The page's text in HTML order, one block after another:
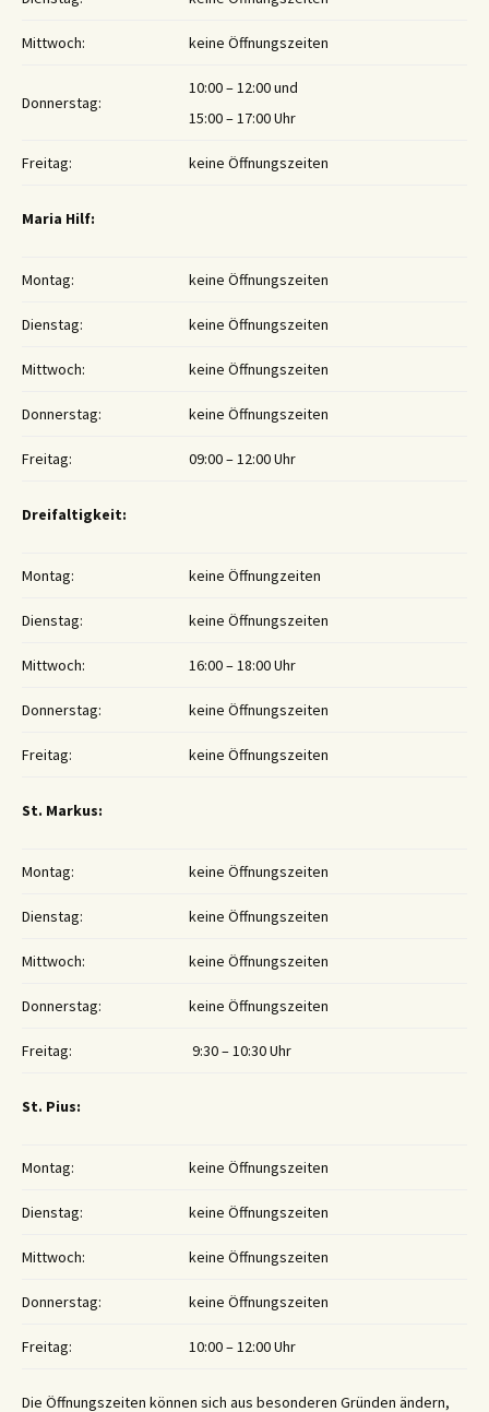
Mittwoch: keine Öffnungszeiten
Donnerstag:
10:00 – 12:00 und
15:00 – 17:00 Uhr
Freitag: keine Öffnungszeiten
Maria Hilf:
Montag: keine Öffnungszeiten
Dienstag: keine Öffnungszeiten
Mittwoch: keine Öffnungszeiten
Donnerstag: keine Öffnungszeiten
Freitag: 09:00 – 12:00 Uhr
Dreifaltigkeit:
Montag: keine Öffnungzeiten
Dienstag: keine Öffnungszeiten
Mittwoch: 16:00 – 18:00 Uhr
Donnerstag: keine Öffnungszeiten
Freitag: keine Öffnungszeiten
St. Markus:
Montag: keine Öffnungszeiten
Dienstag: keine Öffnungszeiten
Mittwoch: keine Öffnungszeiten
Donnerstag: keine Öffnungszeiten
Freitag: 9:30 – 10:30 Uhr
St. Pius:
Montag: keine Öffnungszeiten
Dienstag: keine Öffnungszeiten
Mittwoch: keine Öffnungszeiten
Donnerstag: keine Öffnungszeiten
Freitag: 10:00 – 12:00 Uhr
Die Öffnungszeiten können sich aus besonderen Gründen ändern,